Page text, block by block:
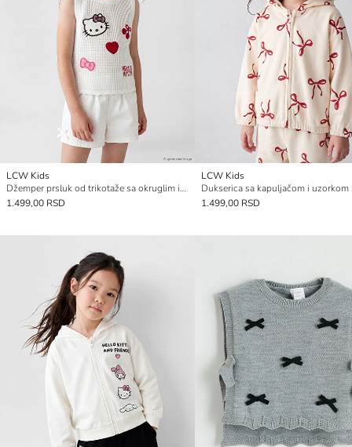
LCW Kids
Džemper prsluk od trikotaže sa okruglim izrezom i Hello Kitty vezom za devojčice
1.499,00 RSD
LCW Kids
1.499,00 RSD